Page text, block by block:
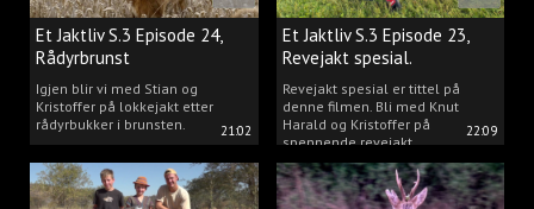
21:02
Et Jaktliv S.3 Episode 24,
Rådyrbrunst
Igjen blir vi med Stian og
Kristoffer på lokkejakt etter
rådyrbukker i brunsten.
22:09
Et Jaktliv S.3 Episode 23,
Revejakt spesial.
Revejakt spesial er tittel på
denne filmen. Bli med Knut
Harald og Kristoffer på
spennende revejakt.